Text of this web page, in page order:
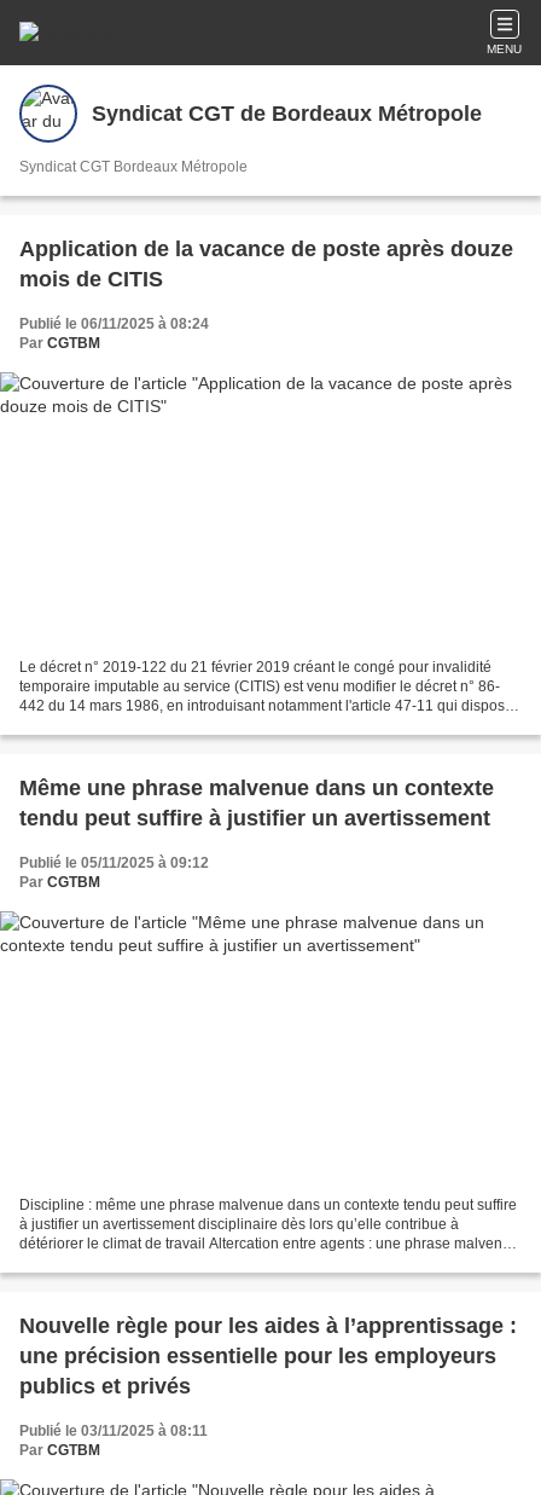
MENU
Syndicat CGT de Bordeaux Métropole
Syndicat CGT Bordeaux Métropole
Application de la vacance de poste après douze
mois de CITIS
Publié le 06/11/2025 à 08:24
Par CGTBM
Le décret n° 2019-122 du 21 février 2019 créant le congé pour invalidité
temporaire imputable au service (CITIS) est venu modifier le décret n° 86-
442 du 14 mars 1986, en introduisant notamment l'article 47-11 qui dispose
Même une phrase malvenue dans un contexte
tendu peut suffire à justifier un avertissement
Publié le 05/11/2025 à 09:12
Par CGTBM
Discipline : même une phrase malvenue dans un contexte tendu peut suffire
à justifier un avertissement disciplinaire dès lors qu’elle contribue à
détériorer le climat de travail Altercation entre agents : une phrase malvenue
Nouvelle règle pour les aides à l’apprentissage :
une précision essentielle pour les employeurs
publics et privés
Publié le 03/11/2025 à 08:11
Par CGTBM